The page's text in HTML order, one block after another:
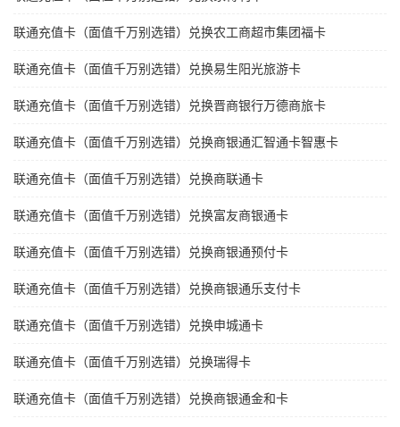
联通充值卡（面值千万别选错）兑换农工商超市集团福卡
联通充值卡（面值千万别选错）兑换易生阳光旅游卡
联通充值卡（面值千万别选错）兑换晋商银行万德商旅卡
联通充值卡（面值千万别选错）兑换商银通汇智通卡智惠卡
联通充值卡（面值千万别选错）兑换商联通卡
联通充值卡（面值千万别选错）兑换富友商银通卡
联通充值卡（面值千万别选错）兑换商银通预付卡
联通充值卡（面值千万别选错）兑换商银通乐支付卡
联通充值卡（面值千万别选错）兑换申城通卡
联通充值卡（面值千万别选错）兑换瑞得卡
联通充值卡（面值千万别选错）兑换商银通金和卡